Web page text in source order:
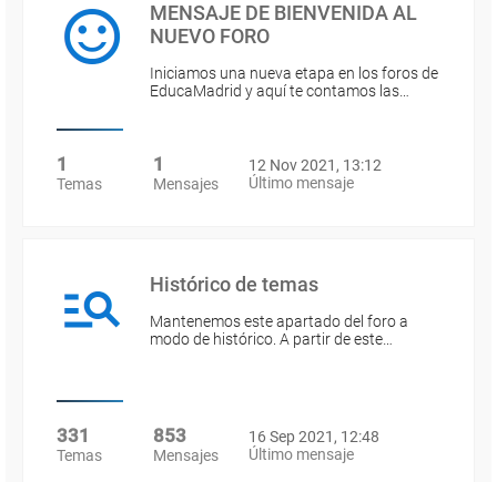
MENSAJE DE BIENVENIDA AL
NUEVO FORO
Iniciamos una nueva etapa en los foros de
EducaMadrid y aquí te contamos las…
1
Temas
1
Mensajes
12 Nov 2021, 13:12
Último mensaje
Histórico de temas
Mantenemos este apartado del foro a
modo de histórico. A partir de este…
331
Temas
853
Mensajes
16 Sep 2021, 12:48
Último mensaje